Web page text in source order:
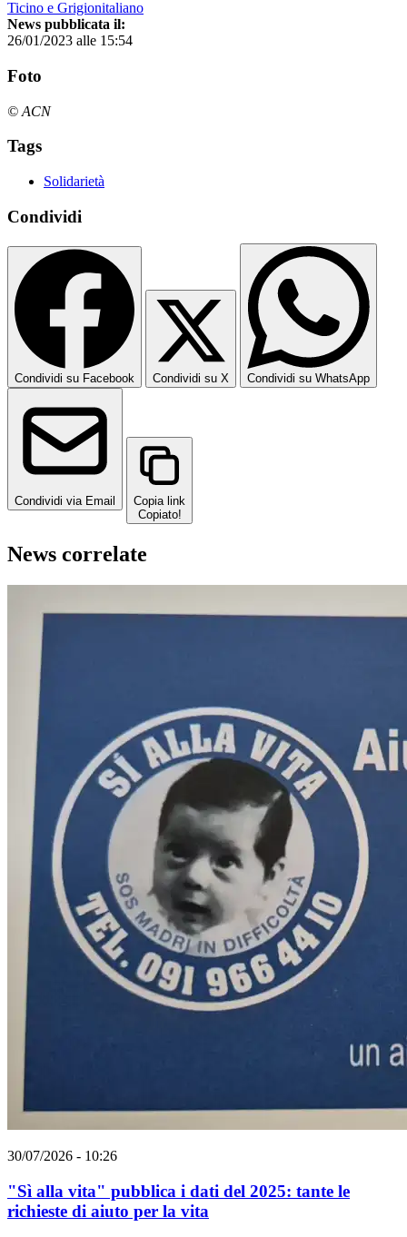
Ticino e Grigionitaliano
News pubblicata il:
26/01/2023 alle 15:54
Foto
© ACN
Tags
Solidarietà
Condividi
Condividi su Facebook Condividi su X Condividi su WhatsApp
Condividi via Email
Copia link
Copiato!
News correlate
30/07/2026 - 10:26
"Sì alla vita" pubblica i dati del 2025: tante le
richieste di aiuto per la vita